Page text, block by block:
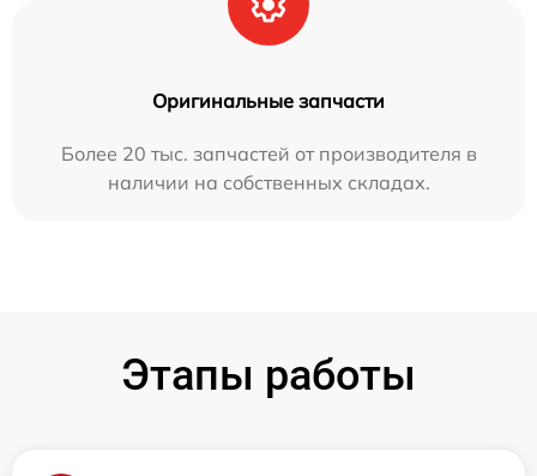
Оригинальные запчасти
Более 20 тыс. запчастей от производителя в
наличии на собственных складах.
Этапы работы